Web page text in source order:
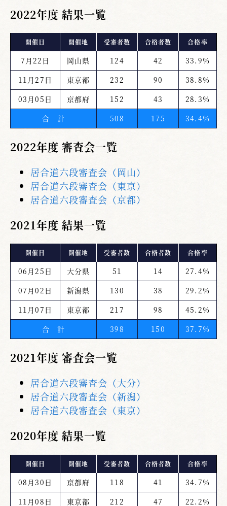
2022年度 結果一覧
開催日 開催地 受審者数 合格者数 合格率
7月22日 岡山県 124 42
33.9%
11月27日
東京都 232 90
38.8%
03月05日
京都府 152 43
28.3%
合 計
508 175 34.4%
2022年度 審査会一覧
居合道六段審査会（岡山）
居合道六段審査会（東京）
居合道六段審査会（京都）
2021年度 結果一覧
開催日 開催地 受審者数 合格者数 合格率
06月25日 大分県 51 14
27.4%
07月02日
新潟県 130 38
29.2%
11月07日
東京都 217 98
45.2%
合 計
398 150 37.7%
2021年度 審査会一覧
居合道六段審査会（大分）
居合道六段審査会（新潟）
居合道六段審査会（東京）
2020年度 結果一覧
開催日 開催地 受審者数 合格者数 合格率
08月30日 京都府 118 41
34.7%
11月08日
東京都 212 47 22.2%